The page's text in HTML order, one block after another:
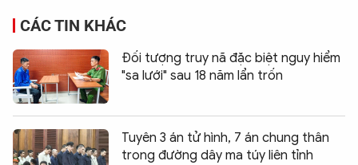
CÁC TIN KHÁC
Đối tượng truy nã đặc biệt nguy hiểm
"sa lưới" sau 18 năm lẩn trốn
Tuyên 3 án tử hình, 7 án chung thân
trong đường dây ma túy liên tỉnh